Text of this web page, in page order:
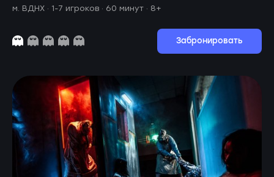
м. ВДНХ · 1-7 игроков · 60 минут · 8+
Забронировать